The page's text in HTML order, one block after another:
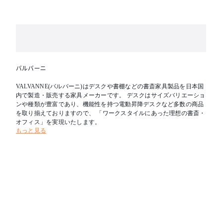
バルバーニ
VALVANNE(バルバーニ)はデスクや書棚などの書斎家具製品を日本国
内で製造・販売する家具メーカーです。 デスクはサイズバリエーショ
ンや種類が豊富であり、機能性を持つ電動昇降デスクなど多数の商品
を取り揃えておりますので、 「ワークスタイルにあった理想の書斎・
オフィス」を実現いたします。
もっと見る